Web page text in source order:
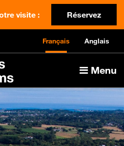
visite : Réservez
Français Anglais
Menu